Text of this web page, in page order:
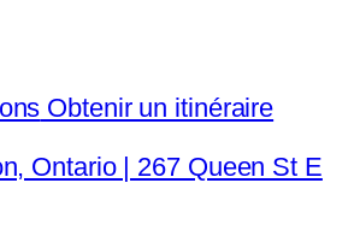
Obtenir un itinéraire
Ontario | 267 Queen St E